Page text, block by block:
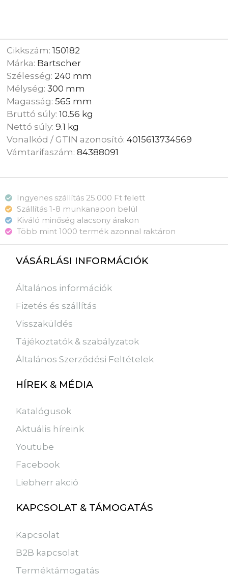
Cikkszám:150182
Márka: Bartscher
Szélesség: 240 mm
Mélység:300 mm
Magasság:565 mm
Bruttó súly:10.56 kg
Nettó súly:9.1 kg
Vonalkód / GTIN azonosító:4015613734569
Vámtarifaszám:84388091
Ingyenes szállítás 25.000 Ft felett
Szállítás 1-8 munkanapon belül
Kiváló minőség alacsony árakon
Több mint 1000 termék azonnal raktáron
VÁSÁRLÁSI INFORMÁCIÓK
Általános információk
Fizetés és szállítás
Visszaküldés
Tájékoztatók & szabályzatok
Általános Szerződési Feltételek
HÍREK & MÉDIA
Katalógusok
Aktuális híreink
Youtube
Facebook
Liebherr akció
KAPCSOLAT & TÁMOGATÁS
Kapcsolat
B2B kapcsolat
Terméktámogatás